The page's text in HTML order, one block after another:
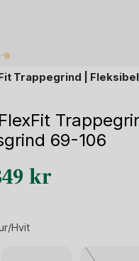
Trappegrind |
69-106
kr.
krNåværende
849 kr.
Hvit